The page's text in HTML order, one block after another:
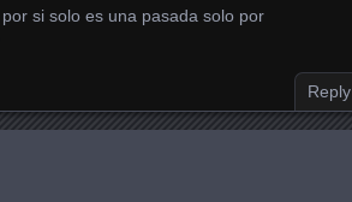
si solo es una pasada solo por
Reply